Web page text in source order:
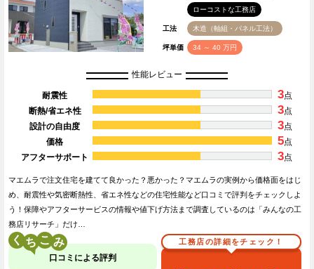
ローコストな工務店
工法 木造（軸組・パネル工法）
坪単価 34 ～ 40 万円
性能レビュー
耐震性 3点
断熱/省エネ性
3点
設計の自由度
3点
価格
5点
アフターサポート
3点
マエムラで注文住宅を建てて良かった？悪かった？マエムラの実例から価格面をはじ
め、耐震性や気密断熱性、省エネ性などの住宅性能など口コミで評判をチェックしよ
う！保障やアフターサービスの情報や値下げ方法まで調査しているのは「みんなの工
務店リサーチ」だけ…
く こ
口コミによる評判
工務店の詳細をチェック！